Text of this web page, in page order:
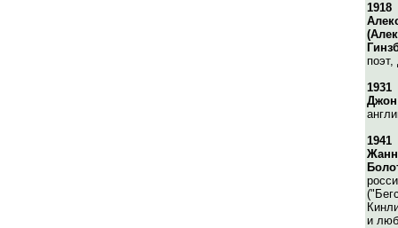
1918
поэт,
1931
Джон
1941
и